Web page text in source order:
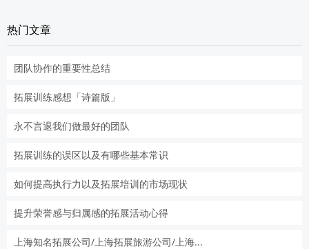
热门文章
团队协作的重要性总结
拓展训练感想「诗篇版」
永不言退我们做最好的团队
拓展训练的误区以及有哪些基本常识
如何提高执行力以及拓展培训的市场现状
提升荣誉感与归属感的拓展活动心得
上海知名拓展公司/上海拓展旅游公司/上海...